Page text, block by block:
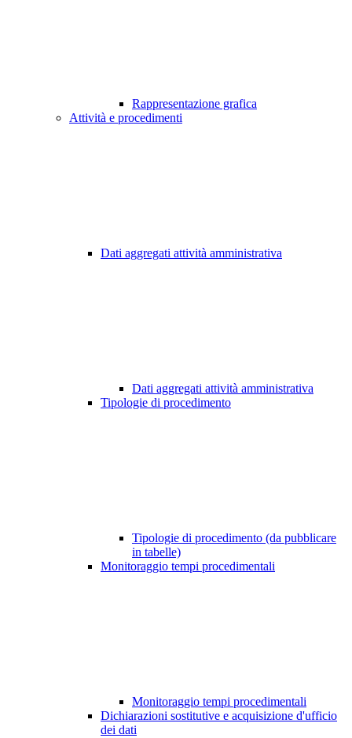
Rappresentazione grafica
Attività e procedimenti
Dati aggregati attività amministrativa
Dati aggregati attività amministrativa
Tipologie di procedimento
Tipologie di procedimento (da pubblicare
in tabelle)
Monitoraggio tempi procedimentali
Monitoraggio tempi procedimentali
Dichiarazioni sostitutive e acquisizione d'ufficio
dei dati